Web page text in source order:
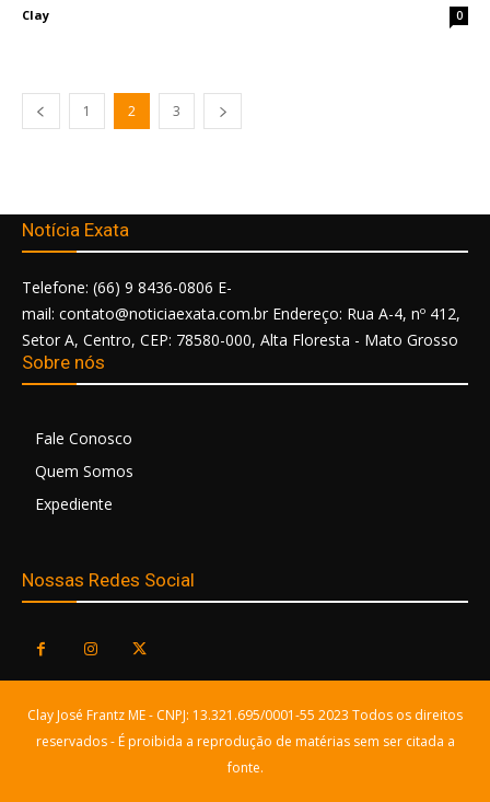
Clay 0
1 2 3
Notícia Exata
Telefone: (66) 9 8436-0806 E-
mail: contato@noticiaexata.com.br Endereço: Rua A-4, nº 412,
Setor A, Centro, CEP: 78580-000, Alta Floresta - Mato Grosso
Sobre nós
Fale Conosco
Quem Somos
Expediente
Nossas Redes Social
Clay José Frantz ME - CNPJ: 13.321.695/0001-55 2023 Todos os direitos
reservados - É proibida a reprodução de matérias sem ser citada a
fonte.